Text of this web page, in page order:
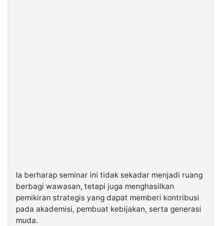
Ia berharap seminar ini tidak sekadar menjadi ruang
berbagi wawasan, tetapi juga menghasilkan
pemikiran strategis yang dapat memberi kontribusi
pada akademisi, pembuat kebijakan, serta generasi
muda.